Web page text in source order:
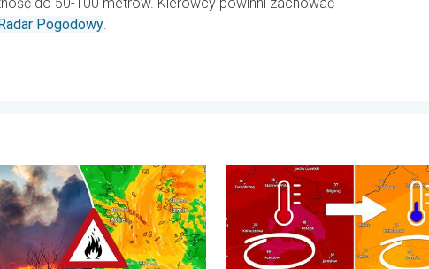
do 50-100 metrów. Kierowcy powinni zachować
Radar Pogodowy.
miesiąca. . . poniedziałek, 3 sierpnia 2026
szaleją także w Europie Południowo-Wschodniej. Upał i silne
20 stopni różnicy z dnia na